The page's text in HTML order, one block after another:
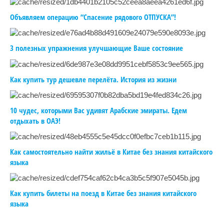
Объявляем операцию “Спасение рядового ОТПУСКА”!
3 полезных упражнения улучшающие Ваше состояние
Как купить тур дешевле перелёта. История из жизни
10 чудес, которыми Вас удивят Арабские эмираты. Едем
отдыхать в ОАЭ!
Как самостоятельно найти жильё в Китае без знания китайского
языка
Как купить билеты на поезд в Китае без знания китайского
языка